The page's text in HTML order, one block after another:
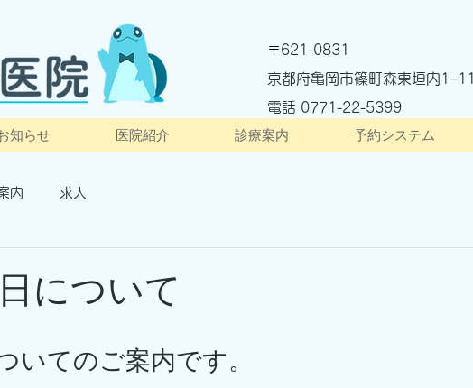
〒 621-0831
京都府亀岡市篠町森東垣内1−11
電話 ​0771-22-5399
知らせ 医院紹介 診療案内 予約システム
内 求人
について
いてのご案内です。